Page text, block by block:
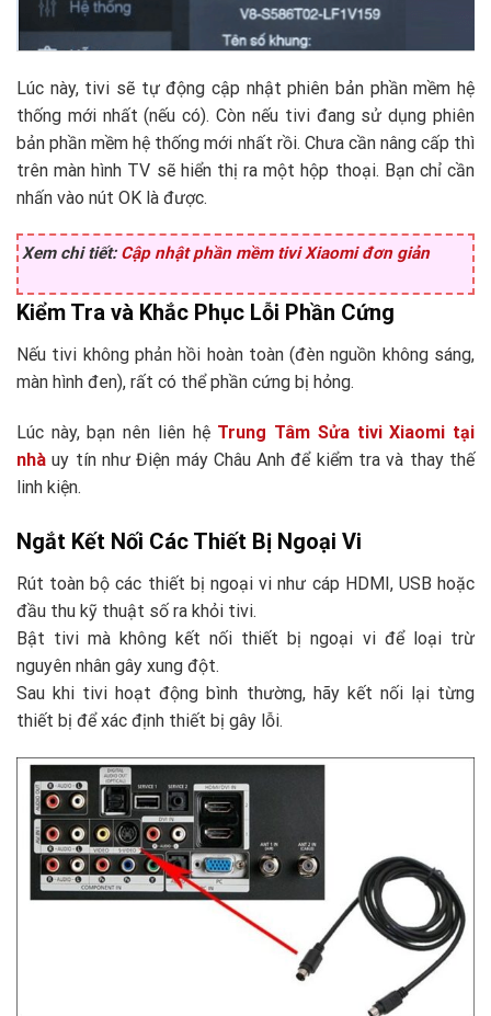
Lúc này, tivi sẽ tự động cập nhật phiên bản phần mềm hệ
thống mới nhất (nếu có). Còn nếu tivi đang sử dụng phiên
bản phần mềm hệ thống mới nhất rồi. Chưa cần nâng cấp thì
trên màn hình TV sẽ hiển thị ra một hộp thoại. Bạn chỉ cần
nhấn vào nút OK là được.
Xem chi tiết: Cập nhật phần mềm tivi Xiaomi đơn giản
Kiểm Tra và Khắc Phục Lỗi Phần Cứng
Nếu tivi không phản hồi hoàn toàn (đèn nguồn không sáng,
màn hình đen), rất có thể phần cứng bị hỏng.
Lúc này, bạn nên liên hệ Trung Tâm Sửa tivi Xiaomi tại
nhà uy tín như Điện máy Châu Anh để kiểm tra và thay thế
linh kiện.
Ngắt Kết Nối Các Thiết Bị Ngoại Vi
Rút toàn bộ các thiết bị ngoại vi như cáp HDMI, USB hoặc
đầu thu kỹ thuật số ra khỏi tivi.
Bật tivi mà không kết nối thiết bị ngoại vi để loại trừ
nguyên nhân gây xung đột.
Sau khi tivi hoạt động bình thường, hãy kết nối lại từng
thiết bị để xác định thiết bị gây lỗi.